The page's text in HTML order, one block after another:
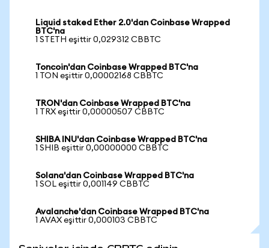
Liquid staked Ether 2.0'dan Coinbase Wrapped
BTC'na
1 STETH eşittir 0,029312 CBBTC
Toncoin'dan Coinbase Wrapped BTC'na
1 TON eşittir 0,00002168 CBBTC
TRON'dan Coinbase Wrapped BTC'na
1 TRX eşittir 0,00000507 CBBTC
SHIBA INU'dan Coinbase Wrapped BTC'na
1 SHIB eşittir 0,00000000 CBBTC
Solana'dan Coinbase Wrapped BTC'na
1 SOL eşittir 0,001149 CBBTC
Avalanche'dan Coinbase Wrapped BTC'na
1 AVAX eşittir 0,000103 CBBTC